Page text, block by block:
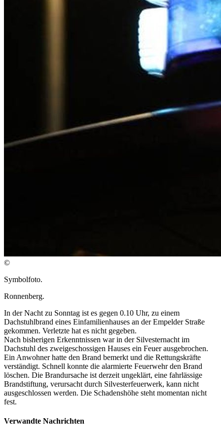
©
Symbolfoto.
Ronnenberg.
In der Nacht zu Sonntag ist es gegen 0.10 Uhr, zu einem
Dachstuhlbrand eines Einfamilienhauses an der Empelder Straße
gekommen. Verletzte hat es nicht gegeben.
Nach bisherigen Erkenntnissen war in der Silvesternacht im
Dachstuhl des zweigeschossigen Hauses ein Feuer ausgebrochen.
Ein Anwohner hatte den Brand bemerkt und die Rettungskräfte
verständigt. Schnell konnte die alarmierte Feuerwehr den Brand
löschen. Die Brandursache ist derzeit ungeklärt, eine fahrlässige
Brandstiftung, verursacht durch Silvesterfeuerwerk, kann nicht
ausgeschlossen werden. Die Schadenshöhe steht momentan nicht
fest.
Verwandte Nachrichten